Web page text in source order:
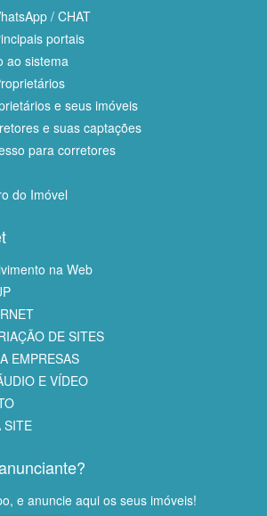
/ CHAT
portais
ao sistema
e seus imóveis
e suas captações
para corretores
do Imóvel
na Web
DE SITES
EMPRESAS
E VÍDEO
SITE
e anuncie aqui os seus imóveis!